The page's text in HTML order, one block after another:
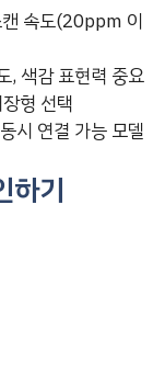
속도(20ppm 이
색감 표현력 중요
형 선택
시 연결 가능 모델
하기